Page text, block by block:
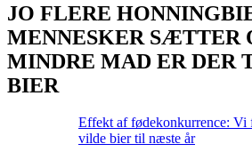
JO FLERE
MENNESKER SÆTTER
MINDRE MAD ER DER
BIER
Effekt af fødekonkurrence: Vi
vilde bier til næste år